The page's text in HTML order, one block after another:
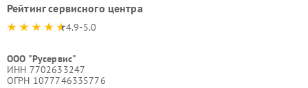
Рейтинг сервисного центра
4.9-5.0
ООО "Русервис"
ИНН 7702633247
ОГРН 1077746335776